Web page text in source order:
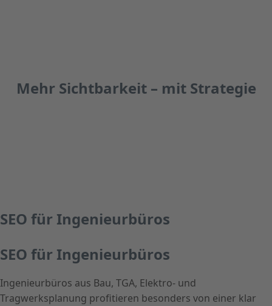
Mehr Sichtbarkeit – mit Strategie
SEO für Ingenieurbüros
SEO für Ingenieurbüros
Ingenieurbüros aus Bau, TGA, Elektro- und
Tragwerksplanung profitieren besonders von einer klar